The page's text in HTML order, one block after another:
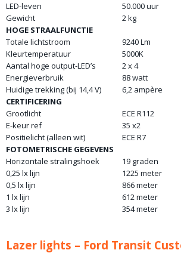
LED-leven
50.000 uur
Gewicht
2 kg
HOGE STRAALFUNCTIE
Totale lichtstroom
9240 Lm
Kleurtemperatuur
5000K
Aantal hoge output-LED’s
2 x 4
Energieverbruik
88 watt
Huidige trekking (bij 14,4 V)
6,2 ampère
CERTIFICERING
Grootlicht
ECE R112
E-keur ref
35 x2
Positielicht (alleen wit)
ECE R7
FOTOMETRISCHE GEGEVENS
Horizontale stralingshoek
19 graden
0,25 lx lijn
1225 meter
0,5 lx lijn
866 meter
1 lx lijn
612 meter
3 lx lijn
354 meter
Lazer lights – Ford Transit